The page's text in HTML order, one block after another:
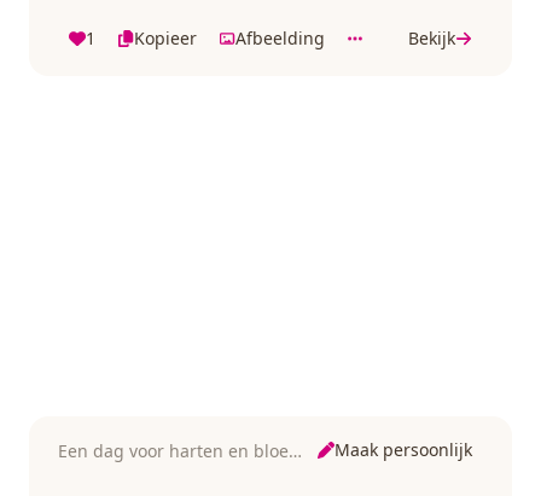
1 Kopieer Afbeelding Bekijk
Een dag voor harten en bloemen Maak persoonlijk